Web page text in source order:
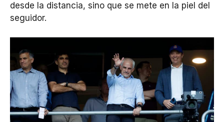
desde la distancia, sino que se mete en la piel del
seguidor.